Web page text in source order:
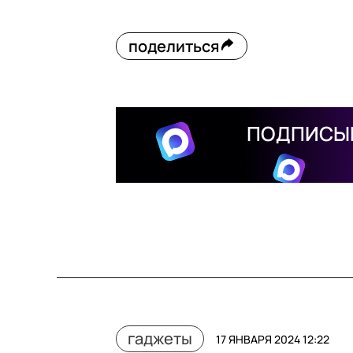
поделиться
гаджеты 17 ЯНВАРЯ 2024 12:22